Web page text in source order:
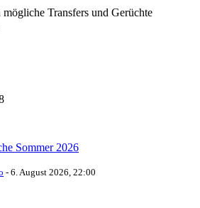
Transfers und Gerüchte
Sommer 2026
- 6. August 2026, 22:00